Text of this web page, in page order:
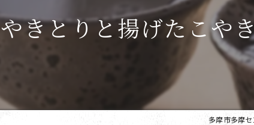
やきとりと揚げたこや
多摩市多摩